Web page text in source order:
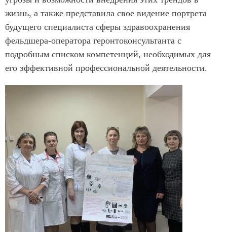
жизнь, а также представила свое видение портрета
будущего специалиста сферы здравоохранения
фельдшера-оператора геронтоконсультанта с
подробным списком компетенций, необходимых для
его эффективной профессиональной деятельности.